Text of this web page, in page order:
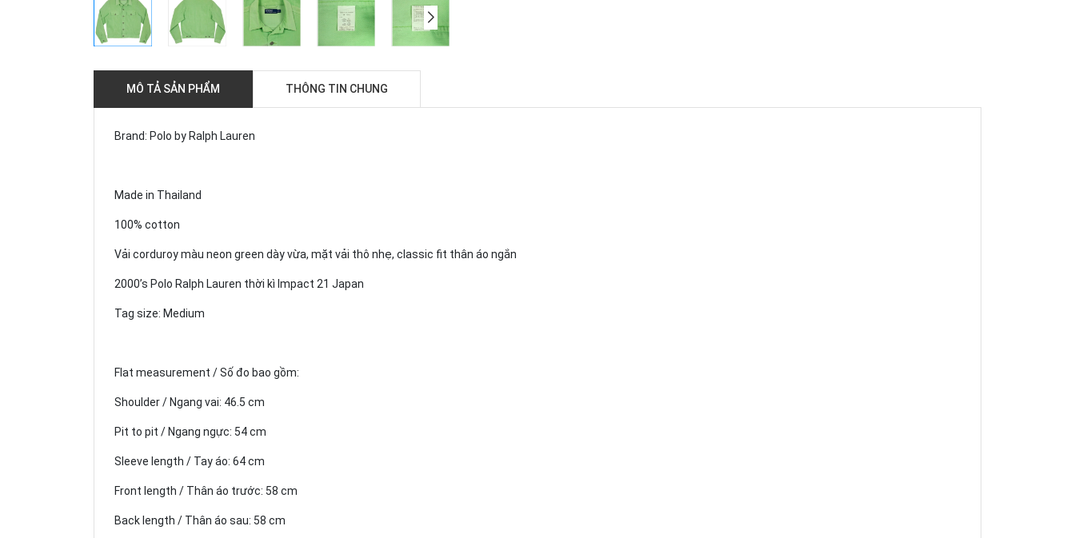
MÔ TẢ SẢN PHẨM THÔNG TIN CHUNG
Brand: Polo by Ralph Lauren
Made in Thailand
100% cotton
Vải corduroy màu neon green dày vừa, mặt vải thô nhẹ, classic fit thân áo ngắn
2000’s Polo Ralph Lauren thời kì Impact 21 Japan
Tag size: Medium
Flat measurement / Số đo bao gồm:
Shoulder / Ngang vai: 46.5 cm
Pit to pit / Ngang ngực: 54 cm
Sleeve length / Tay áo: 64 cm
Front length / Thân áo trước: 58 cm
Back length / Thân áo sau: 58 cm